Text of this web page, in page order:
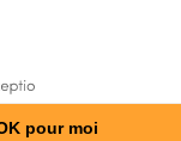
a
el sueño profundo
a mejorarla